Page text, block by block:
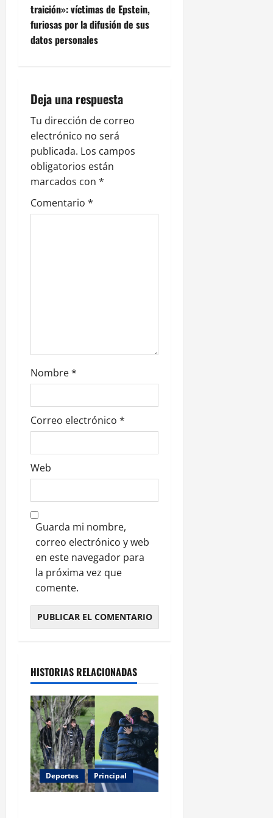
g
a
i
ó
n
d
e
e
a
s
traición»: víctimas de Epstein,
furiosas por la difusión de sus
datos personales
Deja una respuesta
Tu dirección de correo
electrónico no será
publicada. Los campos
obligatorios están
marcados con *
Comentario *
Nombre*
Correo electrónico *
Web
Guarda mi nombre,
correo electrónico y web
en este navegador para
la próxima vez que
comente.
HISTORIAS RELACIONADAS
Deportes Principal